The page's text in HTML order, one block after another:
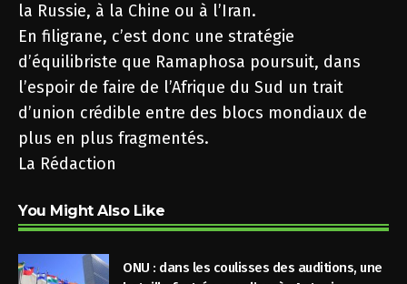
la Russie, à la Chine ou à l’Iran.
En filigrane, c’est donc une stratégie
d’équilibriste que Ramaphosa poursuit, dans
l’espoir de faire de l’Afrique du Sud un trait
d’union crédible entre des blocs mondiaux de
plus en plus fragmentés.
La Rédaction
You Might Also Like
ONU : dans les coulisses des auditions, une